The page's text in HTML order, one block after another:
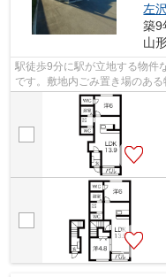
左
築9
山
駅徒歩9分に駅が立地する物件
です。敷地内ごみ置き場のあ
走式駐車場付きの物件です。清